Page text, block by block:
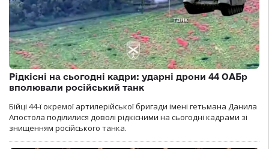
Рідкісні на сьогодні кадри: ударні дрони 44 ОАБр
вполювали російський танк
Бійці 44-ї окремої артилерійської бригади імені гетьмана Данила
Апостола поділилися доволі рідкісними на сьогодні кадрами зі
знищенням російського танка.